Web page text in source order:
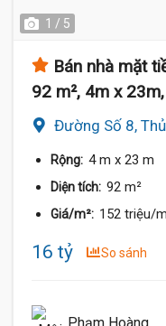
1 / 5
Bán nhà mặt
92 m², 4m x
Đường Số 8,
Rộng: 4 m x 23 m
Diện tích: 92 m²
Giá/m²: 152 triệu/
16 tỷ So sánh
Phạm Hoàng